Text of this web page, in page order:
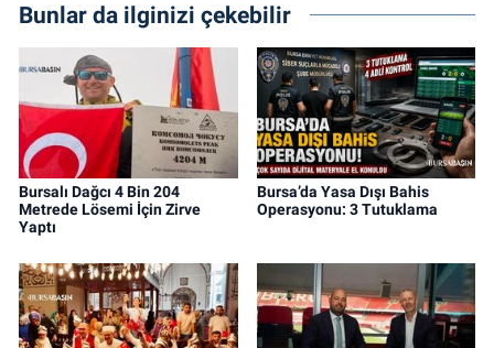
Bunlar da ilginizi çekebilir
Bursalı Dağcı 4 Bin 204
Metrede Lösemi İçin Zirve
Yaptı
Bursa’da Yasa Dışı Bahis
Operasyonu: 3 Tutuklama